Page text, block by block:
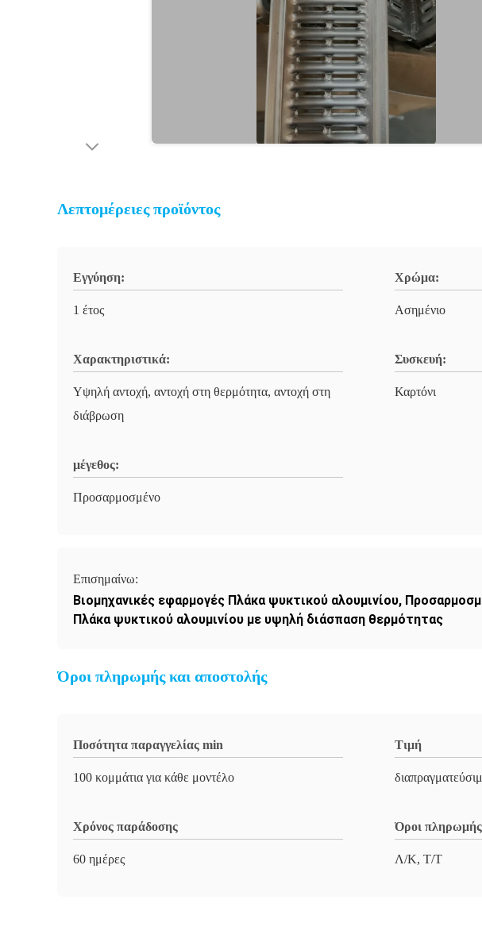
Λεπτομέρειες προϊόντος
Εγγύηση:
1 έτος
Χρώμα:
Ασημένιο
Χαρακτηριστικά:
Υψηλή αντοχή, αντοχή στη θερμότητα, αντοχή στη
διάβρωση
Συσκευή:
Καρτόνι
μέγεθος:
Προσαρμοσμένο
Επισημαίνω:
Βιομηχανικές εφαρμογές Πλάκα ψυκτικού αλουμινίου,
Πλάκα ψυκτικού αλουμινίου με υψηλή διάσπαση θερμότητας
Όροι πληρωμής και αποστολής
Ποσότητα παραγγελίας min
100 κομμάτια για κάθε μοντέλο
Τιμή
Χρόνος παράδοσης
60 ημέρες
Όροι πληρωμής
Λ/Κ, Τ/Τ